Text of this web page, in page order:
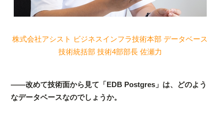
株式会社アシスト ビジネスインフラ技術本部 データベース
技術統括部 技術4部部長 佐瀬力
――改めて技術面から見て「EDB Postgres」は、どのよう
なデータベースなのでしょうか。